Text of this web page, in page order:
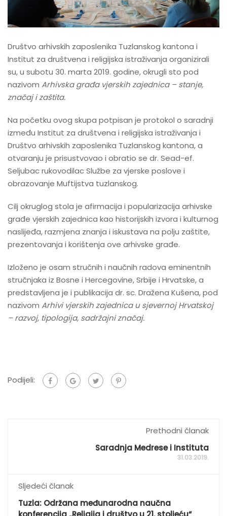
Društvo arhivskih zaposlenika Tuzlanskog kantona i
Institut za društvena i religijska istraživanja organizirali
su, u subotu 30. marta 2019. godine, okrugli sto pod
nazivom Arhivska građa vjerskih zajednica – stanje,
značaj i zaštita.
Na početku ovog skupa potpisan je protokol o saradnji
između Institut za društvena i religijska istraživanja i
Društvo arhivskih zaposlenika Tuzlanskog kantona, a
otvaranju je prisustvovao i obratio se dr. Sead-ef.
Seljubac rukovodilac Službe za vjerske poslove i
obrazovanje Muftijstva tuzlanskog.
Cilj okruglog stola je afirmacija i popularizacija arhivske
građe vjerskih zajednica kao historijskih izvora i kulturnog
naslijeđa, razmjena znanja i iskustava na polju zaštite,
prezentovanja i korištenja ove arhivske građe.
Izloženo je osam stručnih i naučnih radova eminentnih
stručnjaka iz Bosne i Hercegovine, Srbije i Hrvatske, a
predstavljena je i publikacija dr. sc. Dražena Kušena, pod
nazivom Arhivi vjerskih zajednica u sjevernoj Hrvatskoj
– razvoj, tipologija, sadržajni značaj.
Podijeli:
Prethodni članak
Saradnja Medrese i Instituta
31.03.2019.
Sljedeći članak
Tuzla: Održana međunarodna naučna